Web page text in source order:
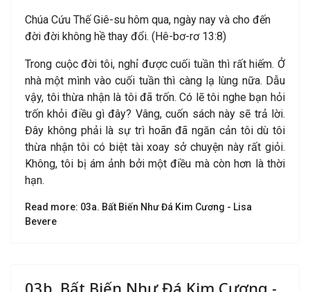
Chúa Cứu Thế Giê-su hôm qua, ngày nay và cho đến
đời đời không hề thay đổi. (Hê-bơ-rơ 13:8)
Trong cuộc đời tôi, nghỉ được cuối tuần thì rất hiếm. Ở
nhà một mình vào cuối tuần thì càng lạ lùng nữa. Dẫu
vậy, tôi thừa nhận là tôi đã trốn. Có lẽ tôi nghe bạn hỏi
trốn khỏi điều gì đây? Vâng, cuốn sách này sẽ trả lời.
Đây không phải là sự trì hoãn đã ngăn cản tôi dù tôi
thừa nhận tôi có biệt tài xoay sở chuyện này rất giỏi.
Không, tôi bị ám ảnh bởi một điều mà còn hơn là thời
hạn.
Read more: 03a. Bất Biến Như Đá Kim Cương - Lisa
Bevere
03b. Bất Biến Như Đá Kim Cương -